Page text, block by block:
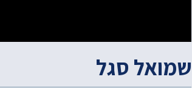
שמואל סגל